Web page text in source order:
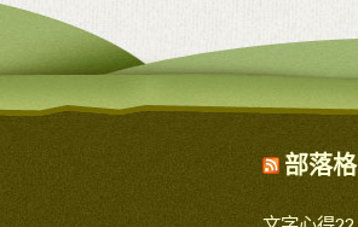
部落格